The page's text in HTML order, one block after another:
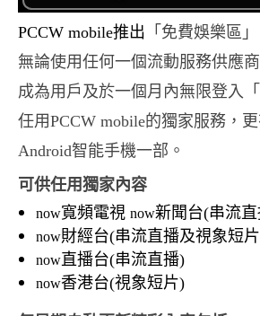
PCCW mobile推出 「免費娛樂區
無論使用任何一個流動服務供應
成為用戶及於一個月內無限登入
任用PCCW mobile的獨家服務，
Android智能手機一部。
可供任用獨家內容
now寬頻電視 now新聞台(串流
now財經台(串流直播及視象短
now直播台(串流直播)
now香港台(視象短片)